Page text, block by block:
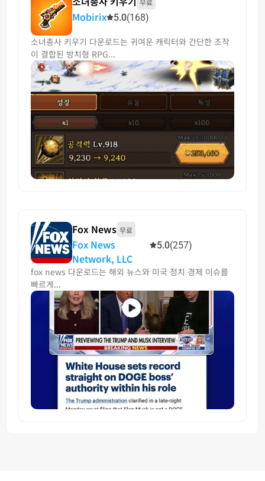
Mobirix 5.0(168)
소녀총사 키우기 다운로드는 귀여운 캐릭터와 간단한 조작
이 결합된 방치형 RPG...
Fox News 무료
Fox News
Network, LLC
5.0(257)
fox news 다운로드는 해외 뉴스와 미국 정치 경제 이슈를
빠르게...